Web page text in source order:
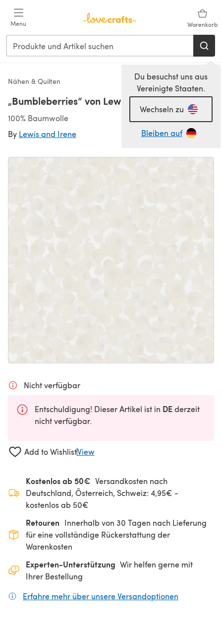
Menu Warenkorb
Du besuchst uns aus
Vereinigte Staaten.
Wechseln zu
Bleiben auf
Nähen & Quilten
„Bumbleberries“ von Lewis & Irene
100% Baumwolle
By Lewis and Irene
Nicht verfügbar
Entschuldigung! Dieser Artikel ist in DEderzeit
nicht verfügbar.
Add to WishlistView
Kostenlos ab 50€ Versandkosten nach
Deutschland, Österreich, Schweiz: 4,95€ -
kostenlos ab 50€
Retouren Innerhalb von 30 Tagen nach Lieferung
für eine vollständige Rückerstattung der
Warenkosten
Experten-Unterstützung Wir helfen gerne mit
Ihrer Bestellung
Erfahre mehr über unsere Versandoptionen